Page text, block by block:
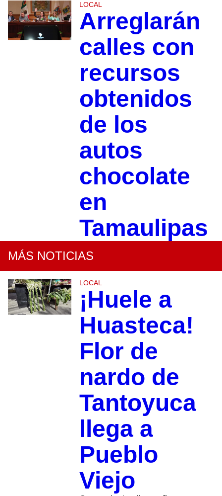
LOCAL
Arreglarán
calles con
recursos
obtenidos
de los
autos
chocolate
en
Tamaulipas
MÁS NOTICIAS
LOCAL
¡Huele a
Huasteca!
Flor de
nardo de
Tantoyuca
llega a
Pueblo
Viejo